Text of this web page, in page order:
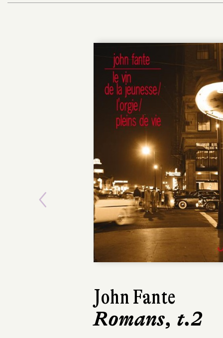
John Fante
Romans, t.3
Previous